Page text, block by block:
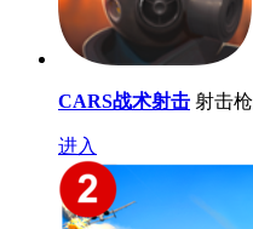
CARS战术射击 射击
进入